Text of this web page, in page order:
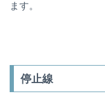
ます。
停止線